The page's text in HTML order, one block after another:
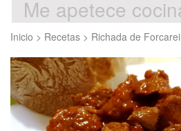
Inicio > Recetas > Richada de Forcarei